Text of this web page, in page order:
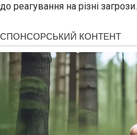
до реагування на різні загрози.